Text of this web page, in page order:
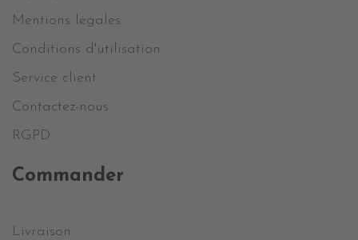
Mentions légales
Conditions d'utilisation
Service client
Contactez-nous
RGPD
Commander
Livraison